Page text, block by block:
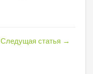
Следущая статья →